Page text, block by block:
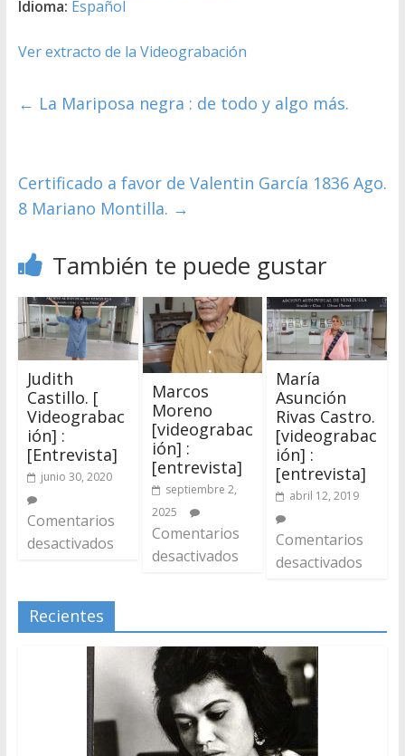
Idioma: Español
Ver extracto de la Videograbación
← La Mariposa negra : de todo y algo más.
Certificado a favor de Valentin García 1836 Ago.
8 Mariano Montilla. →
También te puede gustar
Judith
Castillo. [
Videograbac
ión] :
[Entrevista]
junio 30, 2020
Comentarios
desactivados
Marcos
Moreno
[videograbac
ión] :
[entrevista]
septiembre 2,
2025
Comentarios
desactivados
María
Asunción
Rivas Castro.
[videograbac
ión] :
[entrevista]
abril 12, 2019
Comentarios
desactivados
Recientes